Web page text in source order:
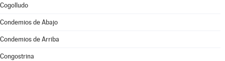
Cogolludo
Condemios de Abajo
Condemios de Arriba
Congostrina